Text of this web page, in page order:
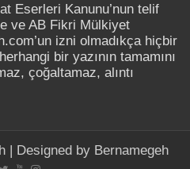
Eserleri Kanunu’nun telif
ve AB Fikri Mülkiyet
izni olmadıkça hiçbir
bir yazının tamamını
çoğaltamaz, alıntı
| Designed by Bernamegeh